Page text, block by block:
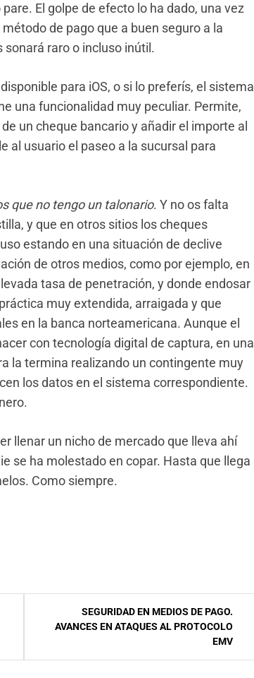
El golpe de efecto lo ha dado, una vez
de pago que a buen seguro a la
raro o incluso inútil.
para iOS, o si lo preferís, el sistema
una funcionalidad muy peculiar. Permite,
un cheque bancario y añadir el importe al
al usuario el paseo a la sucursal para
que no tengo un talonario. Y no os falta
y que en otros sitios los cheques
estando en una situación de declive
de otros medios, como por ejemplo, en
tasa de penetración, y donde endosar
muy extendida, arraigada y que
en la banca norteamericana. Aunque el
con tecnología digital de captura, en una
la termina realizando un contingente muy
los datos en el sistema correspondiente.
llenar un nicho de mercado que lleva ahí
se ha molestado en copar. Hasta que llega
Como siempre.
SEGURIDAD EN MEDIOS DE PAGO.
AVANCES EN ATAQUES AL PROTOCOLO
EMV